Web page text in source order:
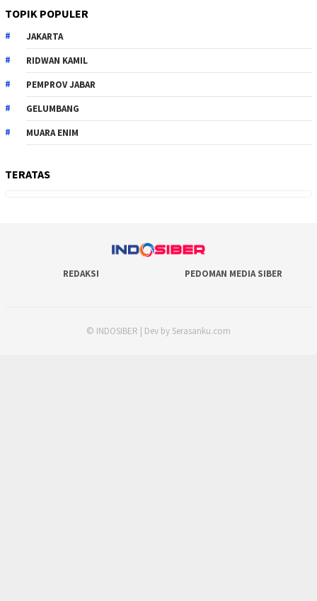
TOPIK POPULER
JAKARTA
RIDWAN KAMIL
PEMPROV JABAR
GELUMBANG
MUARA ENIM
TERATAS
REDAKSI PEDOMAN MEDIA SIBER
© INDOSIBER | Dev by Serasanku.com